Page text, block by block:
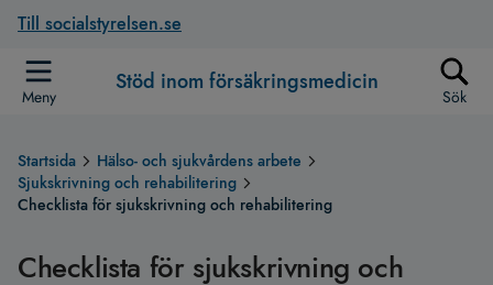
Till socialstyrelsen.se
Meny
Stöd inom försäkringsmedicin
Sök
Startsida
Hälso- och sjukvårdens arbete
Sjukskrivning och rehabilitering
Checklista för sjukskrivning och rehabilitering
Checklista för sjukskrivning och